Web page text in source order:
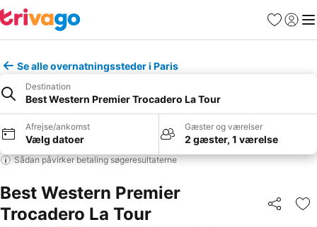
Favoritter
Log ind
Se alle overnatningssteder i Paris
Destination
Best Western Premier Trocadero La Tour
Afrejse/ankomst
Vælg datoer
Gæster og værelser
2 gæster, 1 værelse
Sådan påvirker betaling søgeresultaterne
Best Western Premier
Trocadero La Tour
Del